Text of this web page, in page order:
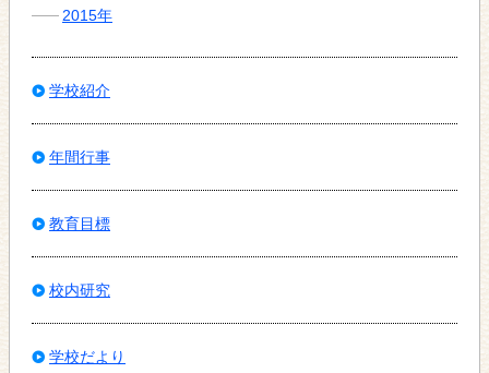
2015年
学校紹介
年間行事
教育目標
校内研究
学校だより